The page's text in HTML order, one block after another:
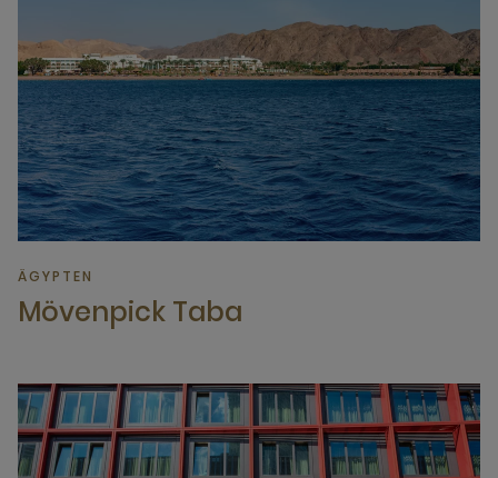
ÄGYPTEN
Mövenpick Taba